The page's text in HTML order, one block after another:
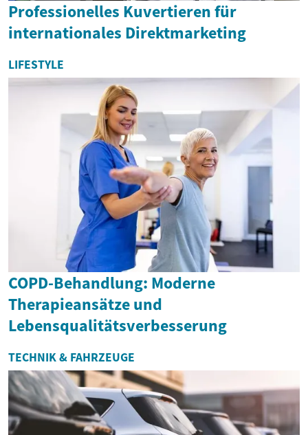
Professionelles Kuvertieren für
internationales Direktmarketing
LIFESTYLE
COPD-Behandlung: Moderne
Therapieansätze und
Lebensqualitätsverbesserung
TECHNIK & FAHRZEUGE